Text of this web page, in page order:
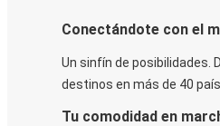
Conectándote con el
Un sinfín de posibilidades.
destinos en más de 40
Tu comodidad en